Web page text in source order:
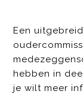
Een
hebben in
je wilt meer